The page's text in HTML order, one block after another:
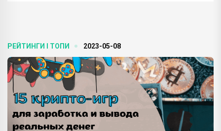
РЕЙТИНГИ І ТОПИ 2023-05-08